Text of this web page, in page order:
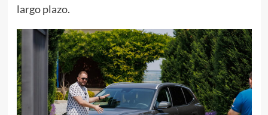
largo plazo.